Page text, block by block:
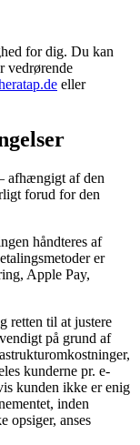
for dig. Du kan
vedrørende
eller
afhængigt af den
forud for den
håndteres af
er
Apple Pay,
retten til at justere
på grund af
kunderne pr. e-
kunden ikke er enig
inden
opsiger, anses